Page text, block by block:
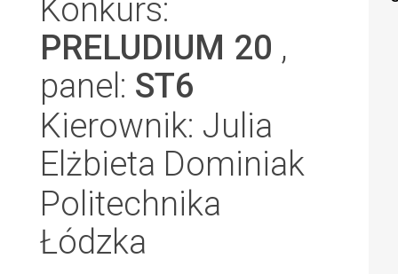
Konkurs:
PRELUDIUM 20 ,
panel: ST6
Kierownik: Julia
Elżbieta Dominiak
Politechnika
Łódzka